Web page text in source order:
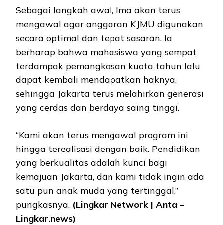
Sebagai langkah awal, Ima akan terus
mengawal agar anggaran KJMU digunakan
secara optimal dan tepat sasaran. Ia
berharap bahwa mahasiswa yang sempat
terdampak pemangkasan kuota tahun lalu
dapat kembali mendapatkan haknya,
sehingga Jakarta terus melahirkan generasi
yang cerdas dan berdaya saing tinggi.
“Kami akan terus mengawal program ini
hingga terealisasi dengan baik. Pendidikan
yang berkualitas adalah kunci bagi
kemajuan Jakarta, dan kami tidak ingin ada
satu pun anak muda yang tertinggal,”
pungkasnya. (Lingkar Network | Anta –
Lingkar.news)